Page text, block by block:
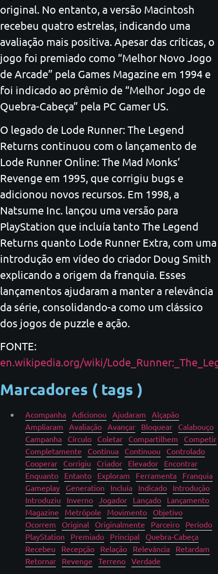
original. No entanto, a versão Macintosh
recebeu quatro estrelas, indicando uma
avaliação mais positiva. Apesar das críticas, o
jogo foi premiado como “Melhor Novo Jogo
de Arcade” pela Games Magazine em 1994 e
foi indicado ao prêmio de “Melhor Jogo de
Quebra-Cabeça” pela PC Gamer US.
O legado de Lode Runner: The Legend
Returns continuou com o lançamento de
Lode Runner Online: The Mad Monks’
Revenge em 1995, que corrigiu bugs e
adicionou novos recursos. Em 1998, a
Natsume Inc. lançou uma versão para
PlayStation que incluía tanto The Legend
Returns quanto Lode Runner Extra, com uma
introdução em vídeo do criador Doug Smith
explicando a origem da franquia. Esses
lançamentos ajudaram a manter a relevância
da série, consolidando-a como um clássico
dos jogos de puzzle e ação.
FONTE:
en.wikipedia.org/wiki/
Marcadores ( tags )
Acompanha Adicionou Ajudaram
Alçapão
Ampliaram
Avaliação Avançar Bloquear
Calabouço
Campanha
Círculo Coletar Compartilhem
Competir
Completamente
Contínua Continuou
Controlado
Cooperar
Corrigiu Criador Elevador
Encontrar
Enquanto
Entanto Exploram Ferramenta
Franquia
Gameplay
Generation Incluía Indicado
Introdução
Introduziu
Inverno Jogador Lançado
Lançamento
Magazine
Metrópole Movimento
Objetivo
Ocorrem
Original Originalmente Parceiro
Período
PlayStation
Premiado Principal
Quebra-Cabeça
Recebeu
Recepção Relação Relevância
Retardam
Retornar
Revenge Terreno Verdade